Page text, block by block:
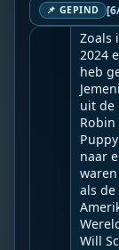
📌 GEPIND
--
Zoals
2024
heb
uit de
Robin
naar
als
Will